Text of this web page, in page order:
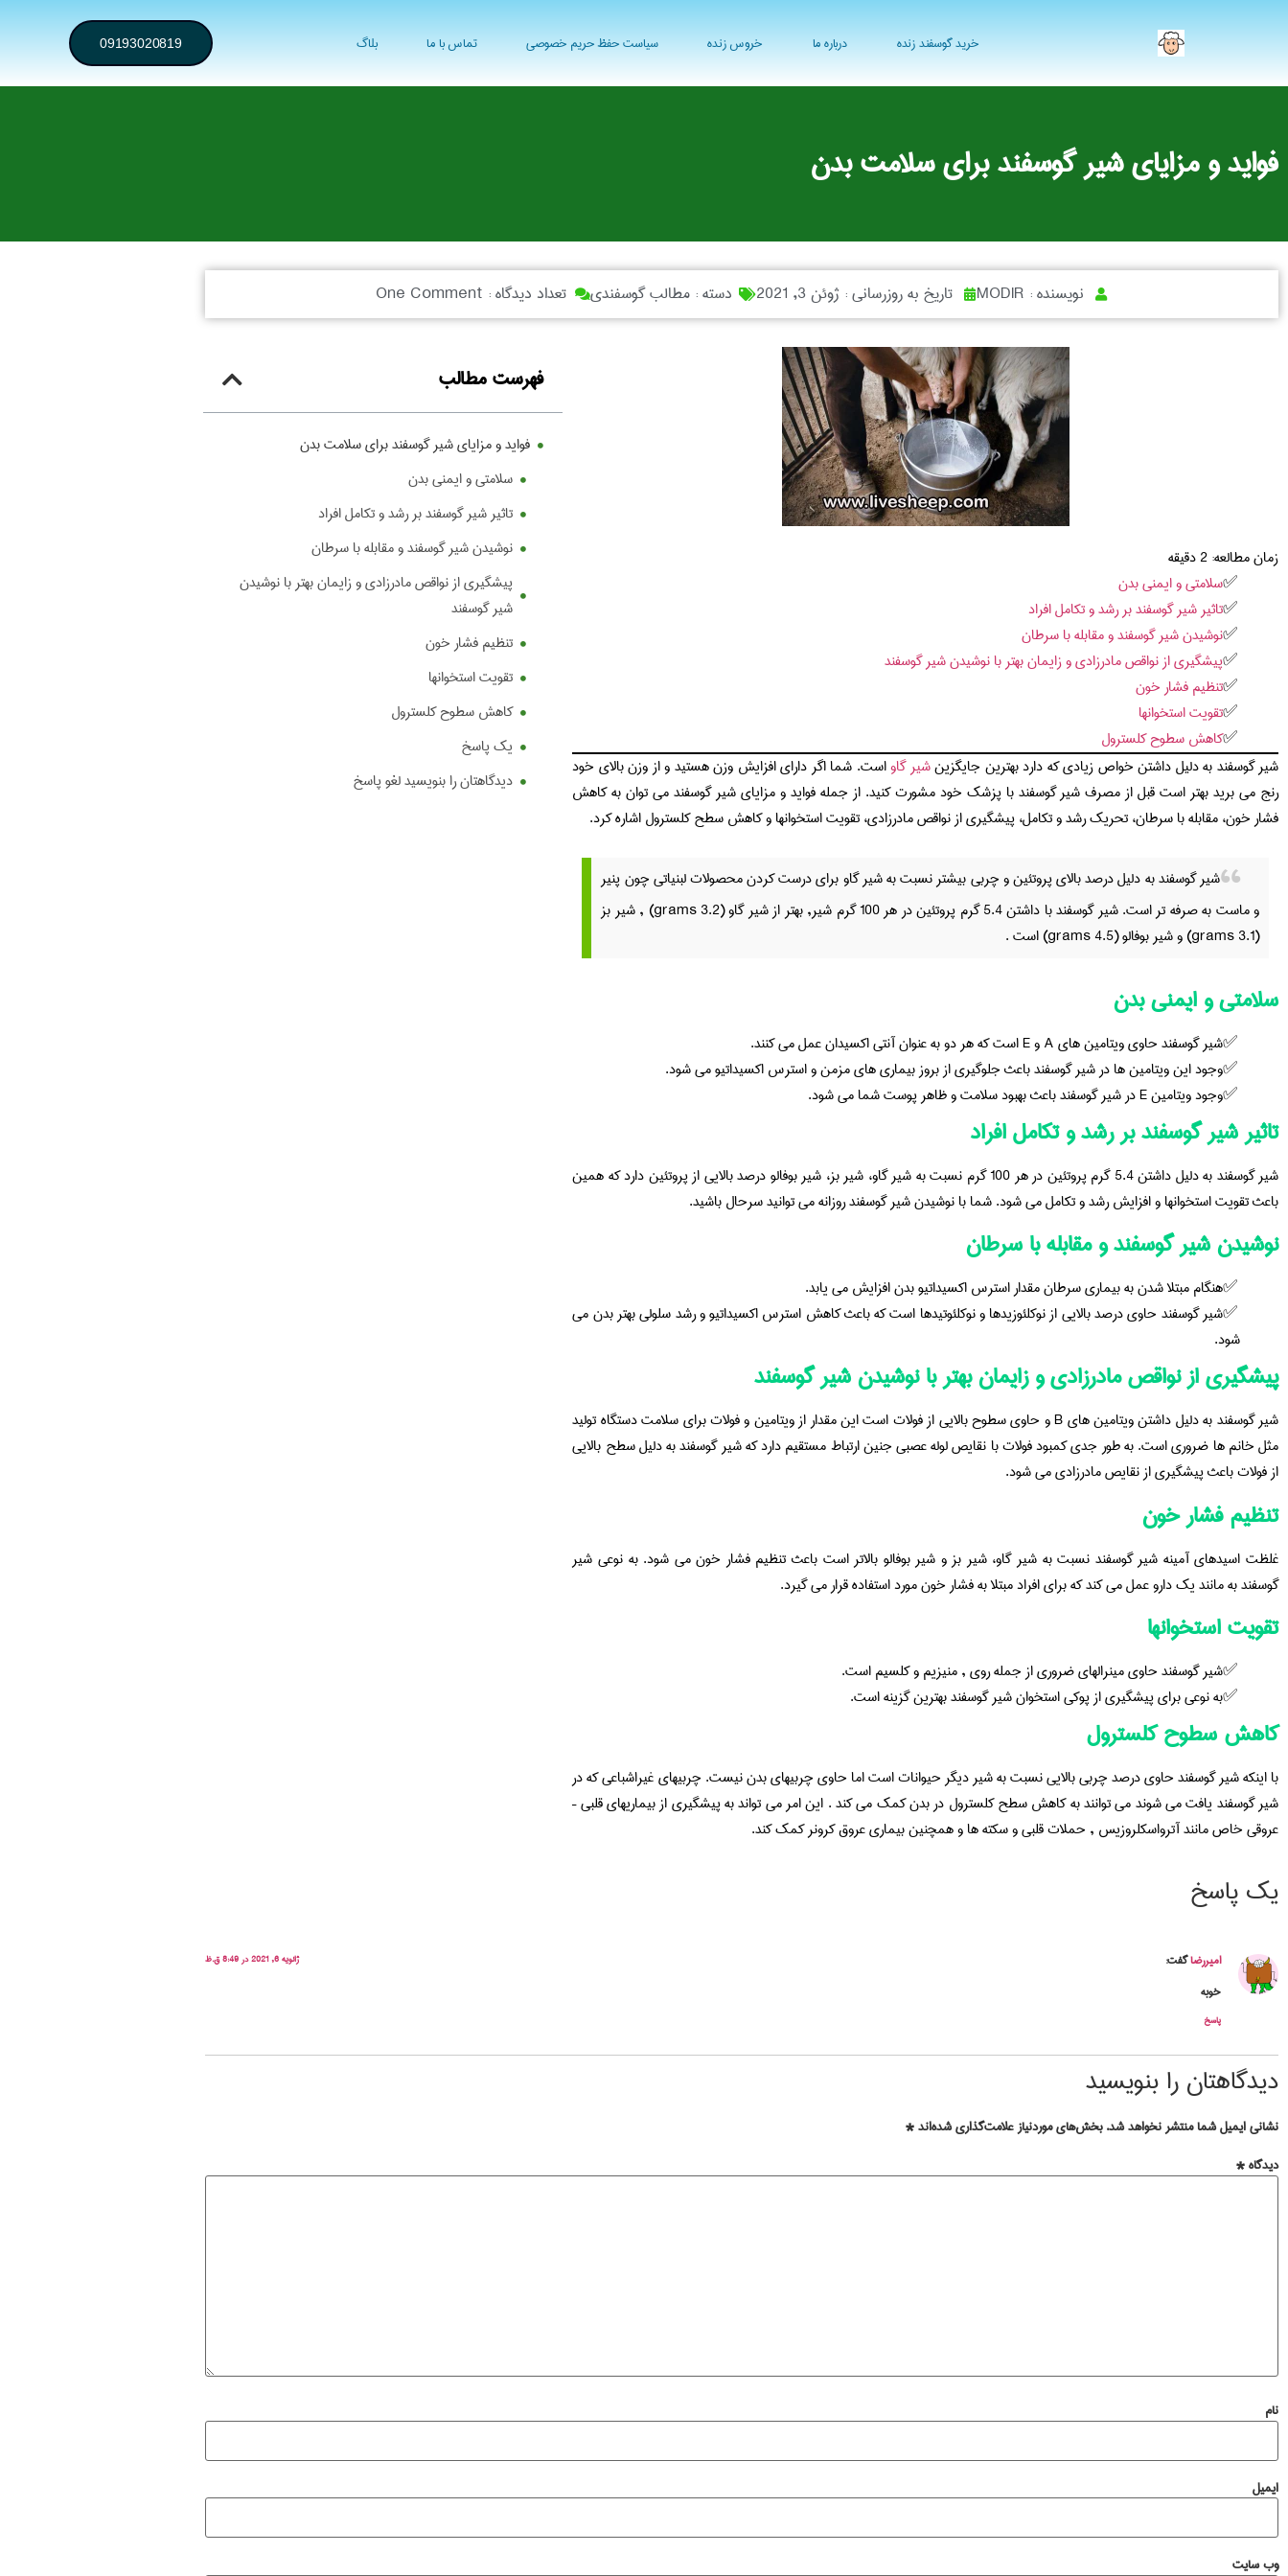
خرید گوسفند زنده درباره ما خروس زنده سیاست حفظ حریم خصوصی تماس با ما بلاگ 09193020819
فواید و مزایای شیر گوسفند برای سلامت بدن
نویسنده : تاریخ به روزرسانی : ژوئن 3, 2021 دسته : مطالب گوسفندی تعداد دیدگاه : One Comment
زمان مطالعه:2دقیقه
سلامتی و ایمنی بدن
تاثیر شیر گوسفند بر رشد و تکامل افراد
نوشیدن شیر گوسفند و مقابله با سرطان
پیشگیری از نواقص مادرزادی و زایمان بهتر با نوشیدن شیر گوسفند
تنظیم فشار خون
تقویت استخوانها
کاهش سطوح کلسترول
شیر گوسفند به دلیل داشتن خواص زیادی که دارد بهترین جایگزینشیر گاواست. شما اگر دارای افزایش وزن هستید و از وزن بالای خود
رنج می برید بهتر است قبل از مصرف شیر گوسفند با پزشک خود مشورت کنید. از جمله فواید و مزایای شیر گوسفند می توان به کاهش
فشار خون، مقابله با سرطان، تحریک رشد و تکامل، پیشگیری از نواقص مادرزادی، تقویت استخوانها و کاهش سطح کلسترول اشاره کرد.
شیر گوسفند به دلیل درصد بالای پروتئین و چربی بیشتر نسبت به شیر گاو برای درست کردن محصولات لبنیاتی چون پنیر
و ماست به صرفه تر است. شیر گوسفند با داشتن 5.4 گرم پروتئین در هر 100 گرم شیر, بهتر از شیر گاو (3.2 grams) , شیر بز
(3.1 grams) و شیر بوفالو (4.5 grams) است .
سلامتی و ایمنی بدن
شیر گوسفند حاوی ویتامین های A و E است که هر دو به عنوان آنتی اکسیدان عمل می کنند.
وجود این ویتامین ها در شیر گوسفند باعث جلوگیری از بروز بیماری های مزمن و استرس اکسیداتیو می شود.
وجود ویتامین E در شیر گوسفند باعث بهبود سلامت و ظاهر پوست شما می شود.
تاثیر شیر گوسفند بر رشد و تکامل افراد
شیر گوسفند به دلیل داشتن 5.4 گرم پروتئین در هر 100 گرم نسبت به شیر گاو، شیر بز، شیر بوفالو درصد بالایی از پروتئین دارد که همین
باعث تقویت استخوانها و افزایش رشد و تکامل می شود. شما با نوشیدن شیر گوسفند روزانه می توانید سرحال باشید.
نوشیدن شیر گوسفند و مقابله با سرطان
هنگام مبتلا شدن به بیماری سرطان مقدار استرس اکسیداتیو بدن افزایش می یابد.
شیر گوسفند حاوی درصد بالایی از نوکلئوزیدها و نوکلئوتیدها است که باعث کاهش استرس اکسیداتیو و رشد سلولی بهتر بدن می
شود.
پیشگیری از نواقص مادرزادی و زایمان بهتر با نوشیدن شیر گوسفند
شیر گوسفند به دلیل داشتن ویتامین های B و حاوی سطوح بالایی از فولات است این مقدار از ویتامین و فولات برای سلامت دستگاه تولید
مثل خانم ها ضروری است. به طور جدی کمبود فولات با نقایص لوله عصبی جنین ارتباط مستقیم دارد که شیر گوسفند به دلیل سطح بالایی
از فولات باعث پیشگیری از نقایص مادرزادی می شود.
تنظیم فشار خون
غلظت اسیدهای آمینه شیر گوسفند نسبت به شیر گاو، شیر بز و شیر بوفالو بالاتر است باعث تنظیم فشار خون می شود. به نوعی شیر
گوسفند به مانند یک دارو عمل می کند که برای افراد مبتلا به فشار خون مورد استفاده قرار می گیرد.
تقویت استخوانها
شیر گوسفند حاوی مینرالهای ضروری از جمله روی , منیزیم و کلسیم است.
به نوعی برای پیشگیری از پوکی استخوان شیر گوسفند بهترین گزینه است.
کاهش سطوح کلسترول
با اینکه شیر گوسفند حاوی درصد چربی بالایی نسبت به شیر دیگر حیوانات است اما حاوی چربیهای بدن نیست. چربیهای غیراشباعی که در
شیر گوسفند یافت می شوند می توانند به کاهش سطح کلسترول در بدن کمک می کند . این امر می تواند به پیشگیری از بیماریهای قلبی –
عروقی خاص مانند آترواسکلروزیس , حملات قلبی و سکته ها و همچنین بیماری عروق کرونر کمک کند.
فهرست مطالب
فواید و مزایای شیر گوسفند برای سلامت بدن
سلامتی و ایمنی بدن
تاثیر شیر گوسفند بر رشد و تکامل افراد
نوشیدن شیر گوسفند و مقابله با سرطان
پیشگیری از نواقص مادرزادی و زایمان بهتر با نوشیدن
شیر گوسفند
تنظیم فشار خون
تقویت استخوانها
کاهش سطوح کلسترول
یک پاسخ
دیدگاهتان را بنویسید لغو پاسخ
یک پاسخ
امیررضاگفت: ژانویه 6, 2021 در 8:49 ق.ظ
خوبه
پاسخ
دیدگاهتان را بنویسید
نشانی ایمیل شما منتشر نخواهد شد. بخش‌های موردنیاز علامت‌گذاری شده‌اند*
دیدگاه*
نام
ایمیل
وب‌ سایت